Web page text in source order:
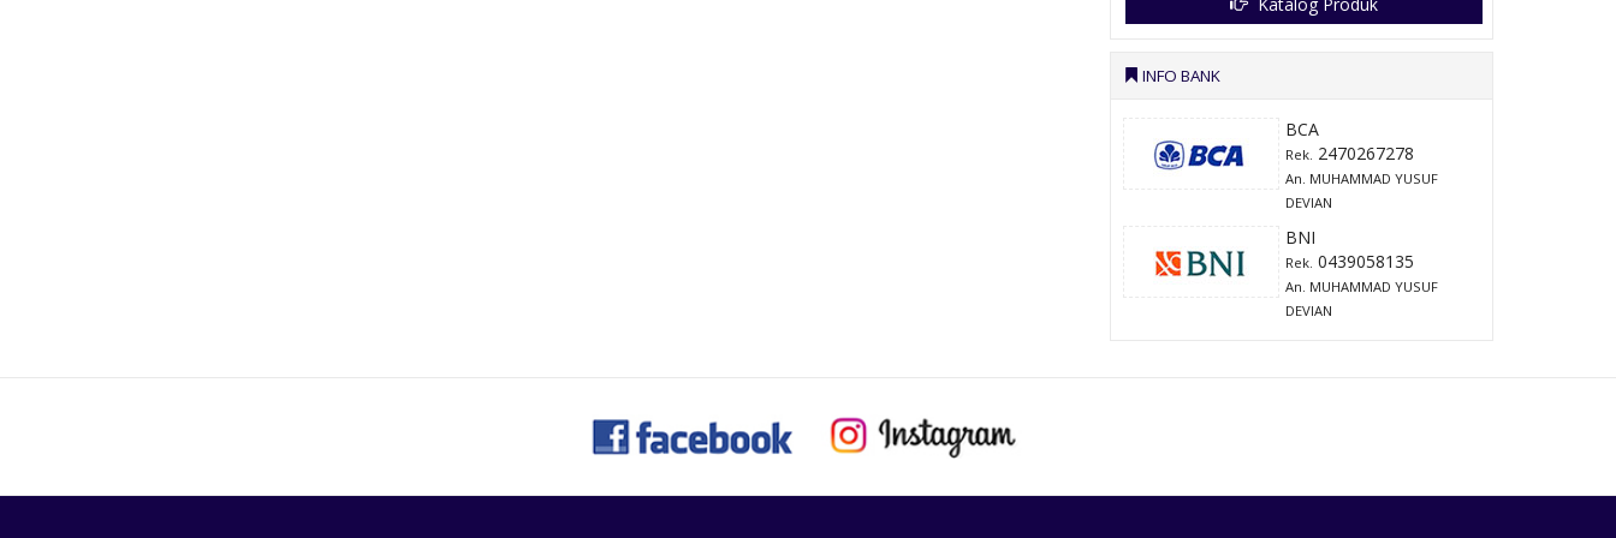
INFO BANK
BCA
Rek. 2470267278
An. MUHAMMAD YUSUF
DEVIAN
BNI
Rek. 0439058135
An. MUHAMMAD YUSUF
DEVIAN